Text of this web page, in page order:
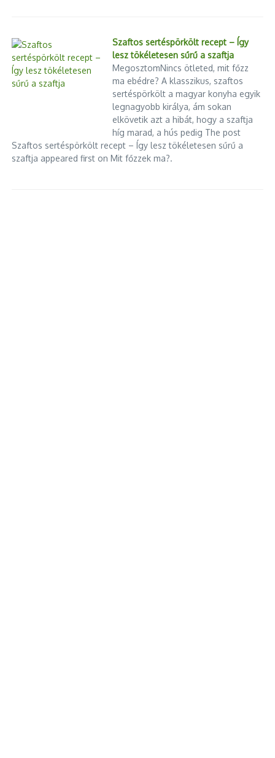
Szaftos sertéspörkölt recept – Így
lesz tökéletesen sűrű a szaftja
MegosztomNincs ötleted, mit főzz
ma ebédre? A klasszikus, szaftos
sertéspörkölt a magyar konyha egyik
legnagyobb királya, ám sokan
elkövetik azt a hibát, hogy a szaftja
híg marad, a hús pedig The post
Szaftos sertéspörkölt recept – Így lesz tökéletesen sűrű a
szaftja appeared first on Mit főzzek ma?.